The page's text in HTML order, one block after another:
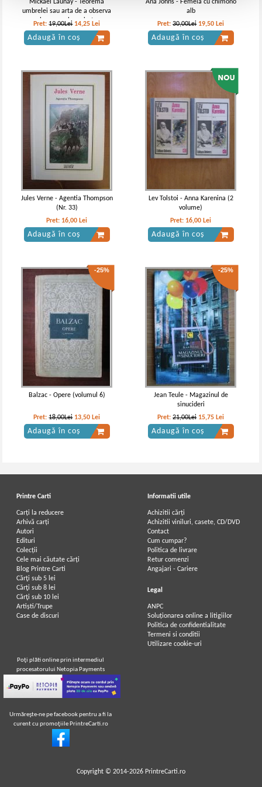
Mickael Launay - Teorema
umbrelei sau arta de a observa
lumea cu bun-simt
Pret:19,00Lei 14,25 Lei
Adaugă în coș
Ana Johns - Femeia cu chimono
alb
Pret:30,00Lei 19,50 Lei
Adaugă în coș
Jules Verne - Agentia Thompson
(Nr. 33)
Pret: 16,00 Lei
Adaugă în coș
Lev Tolstoi - Anna Karenina (2
volume)
Pret: 16,00 Lei
Adaugă în coș
-25%
Balzac - Opere (volumul 6)
Pret:18,00Lei 13,50 Lei
Adaugă în coș
-25%
Jean Teule - Magazinul de
sinucideri
Pret:21,00Lei 15,75 Lei
Adaugă în coș
Printre Carti
Carți la reducere
Arhivă carți
Autori
Edituri
Colecții
Cele mai căutate cărți
Blog Printre Carti
Cărţi sub 5 lei
Cărţi sub 8 lei
Cărţi sub 10 lei
Artiști/Trupe
Case de discuri
Informatii utile
Achizitii cărți
Achizitii viniluri, casete, CD/DVD
Contact
Cum cumpar?
Politica de livrare
Retur comenzi
Angajari - Cariere
Legal
ANPC
Soluționarea online a litigiilor
Politica de confidentialitate
Termeni si conditii
Utilizare cookie-uri
Poţi plăti online prin intermediul
procesatorului Netopia Payments
Urmăreşte-ne pe facebook pentru a fi la
curent cu promoţiile PrintreCarti.ro
Copyright © 2014-2026 PrintreCarti.ro